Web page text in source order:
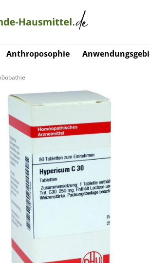
Anthroposophie